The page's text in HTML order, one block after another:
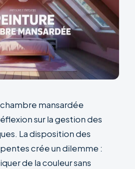
mansardée
sur la gestion des
La disposition des
crée un dilemme :
de la couleur sans